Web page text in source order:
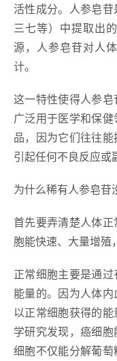
活性成分。人参皂苷
三七等）中提取出
源，人参皂苷对人
计。
这一特性使得人参
广泛用于医学和保
品，因为它们往往
引起任何不良反应或
为什么稀有人参皂苷
首先要弄清楚人体
胞能快速、大量增殖
正常细胞主要是通
能量的。因为人体
以正常细胞获得的
学研究发现，癌细
细胞不仅能分解葡